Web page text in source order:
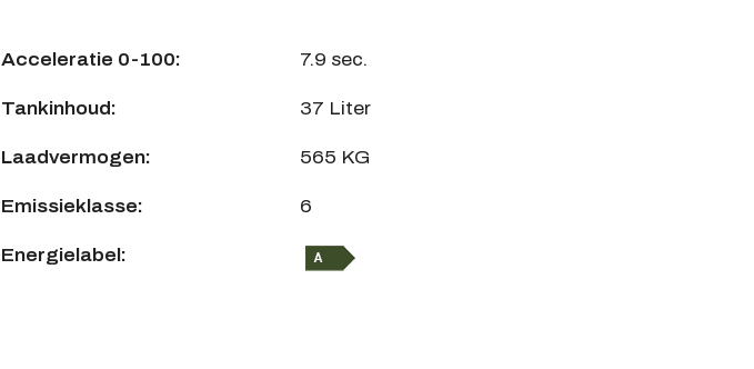
Acceleratie 0-100: 7.9 sec.
Tankinhoud: 37 Liter
Laadvermogen: 565 KG
Emissieklasse: 6
Energielabel: